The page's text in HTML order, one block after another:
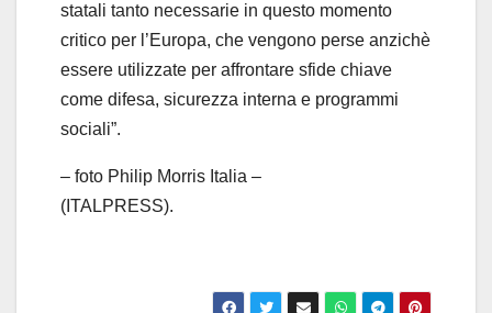
statali tanto necessarie in questo momento
critico per l’Europa, che vengono perse anzichè
essere utilizzate per affrontare sfide chiave
come difesa, sicurezza interna e programmi
sociali”.
– foto Philip Morris Italia –
(ITALPRESS).